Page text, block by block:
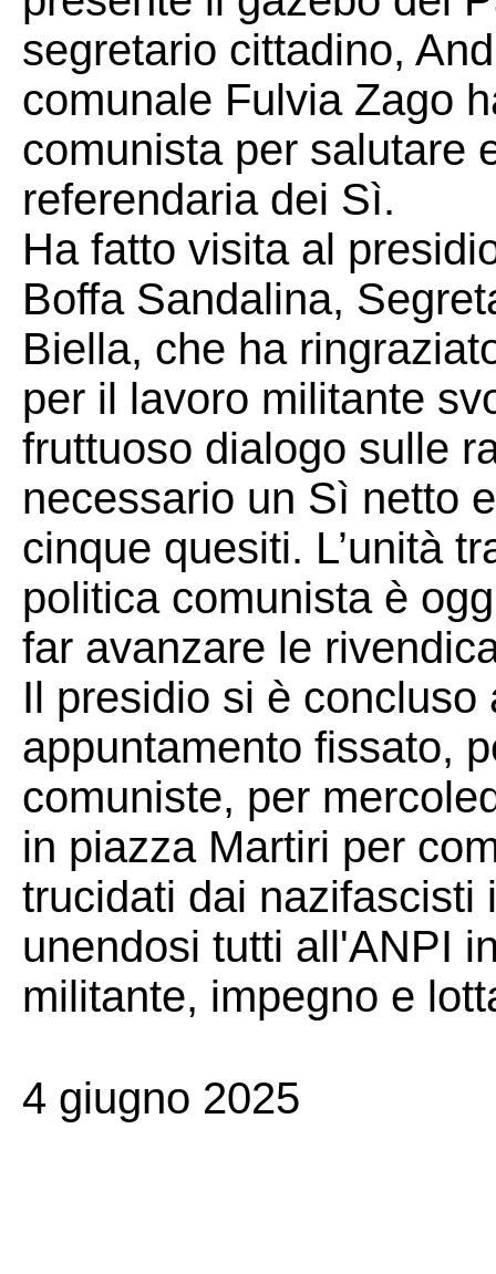
segretario cittadino,
comunale Fulvia Zago
comunista per salutare
referendaria dei Sì.
Ha fatto visita al
Boffa Sandalina,
Biella, che ha
per il lavoro militante
fruttuoso dialogo sulle
necessario un Sì netto
cinque quesiti. L’unità
politica comunista è
far avanzare le
Il presidio si è
appuntamento fissato,
comuniste, per
in piazza Martiri per
trucidati dai nazifascisti
unendosi tutti all'ANPI
militante, impegno e
4 giugno 2025